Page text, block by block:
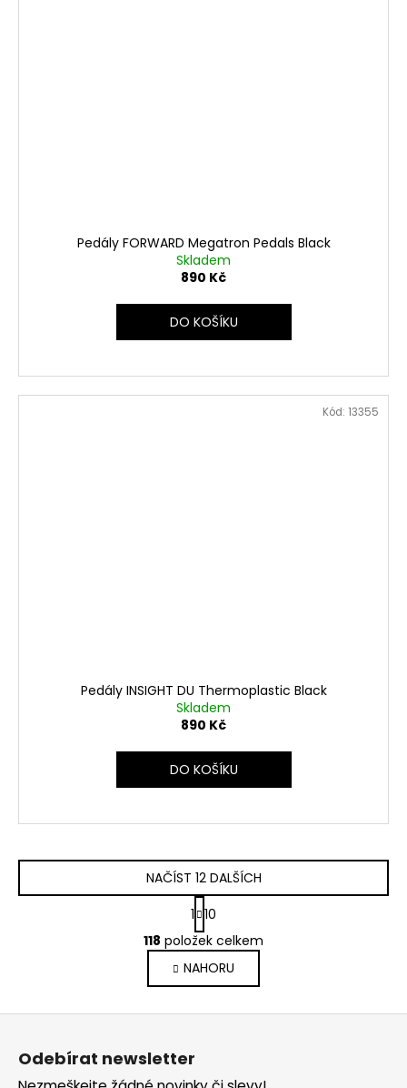
Pedály FORWARD Megatron Pedals Black
Skladem
890 Kč
DO KOŠÍKU
Pedály INSIGHT DU Thermoplastic Black
Skladem
890 Kč
DO KOŠÍKU
Kód: 13355
O
v
l
á
d
NAČÍST 12 DALŠÍCH
S
t
r
á
n
k
o
í
1 10
118 položek celkem
NAHORU
Odebírat newsletter